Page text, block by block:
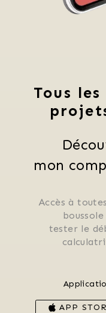
Tous
mon
Accès à
tester le
APP